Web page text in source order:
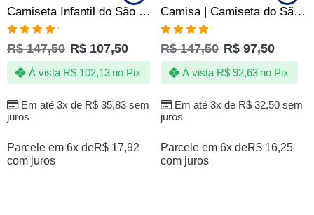
Camiseta Infantil do São Paulo SPFC Campeão de Tudo – Oficial
Avaliação
5.00de 5
R$147,50 R$ 107,50
Em até 3x de R$35,83sem
juros
À vista R$102,13 no Pix
Parcele em 6x deR$ 17,92
com juros
Camisa | Camiseta do São Paulo SPFC Infantil – Jotaz – Produto Oficial
Avaliação
5.00de 5
R$147,50 R$ 97,50
Em até 3x de R$32,50sem
juros
À vista R$92,63 no Pix
Parcele em 6x deR$ 16,25
com juros